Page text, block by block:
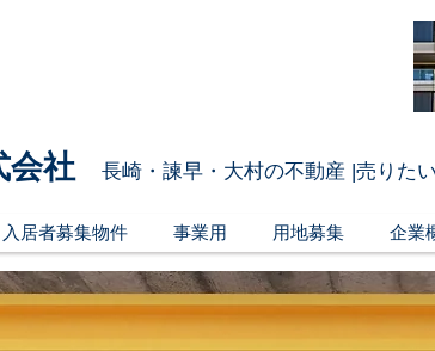
会社 長崎・諫早・大村の不動産 |売りた
入居者募集物件 事業用 用地募集 企業